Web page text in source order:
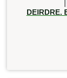
DEIRDRE.